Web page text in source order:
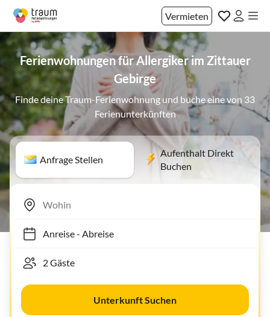
Vermieten
Ferienwohnungen für Allergiker im Zittauer
Gebirge
Finde deine Traum-Ferienwohnung und buche eine von 33
Ferienunterkünften
Anfrage Stellen
Aufenthalt Direkt
Buchen
Anreise- Abreise
Unterkunft Suchen